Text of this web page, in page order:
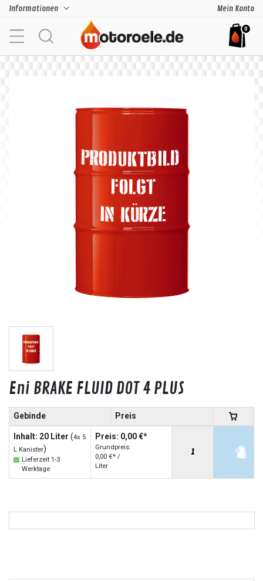
Informationen Mein Konto
0
Eni BRAKE FLUID DOT 4 PLUS
Gebinde Preis
Inhalt: 20 Liter (4x 5
L Kanister)
Lieferzeit 1-3
Werktage
Preis: 0,00 €*
Grundpreis:
0,00 €* /
Liter